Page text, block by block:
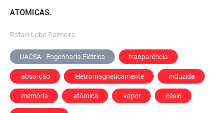
ATÔMICAS.
Rafael Lobo Palmeira
UACSA - Engenharia Elétrica tranparência
absorção eletromagneticamente induzida
memória atômica vapor césio